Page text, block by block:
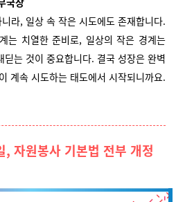
라, 일상 속 작은 시도에도 존재합니다.
는 치열한 준비로, 일상의 작은 경계는
딛는 것이 중요합니다. 결국 성장은 완벽
계속 시도하는 태도에서 시작되니까요.
자원봉사 기본법 전부 개정